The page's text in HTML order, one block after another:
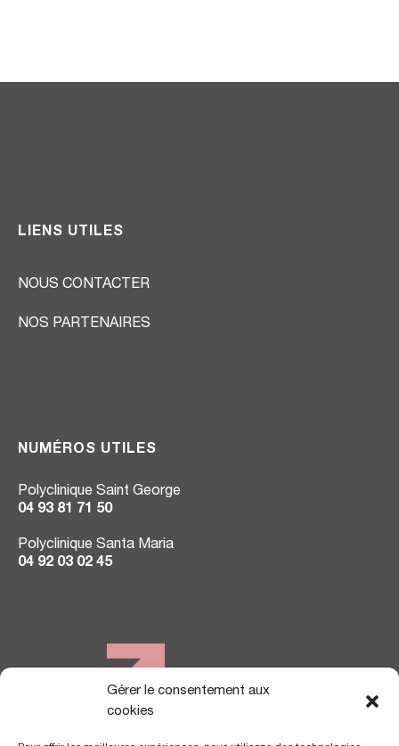
Gérer le consentement aux
cookies
LIENS UTILES
NOUS CONTACTER
NOS PARTENAIRES
NUMÉROS UTILES
Polyclinique Saint George
04 93 81 71 50
Polyclinique Santa Maria
04 92 03 02 45